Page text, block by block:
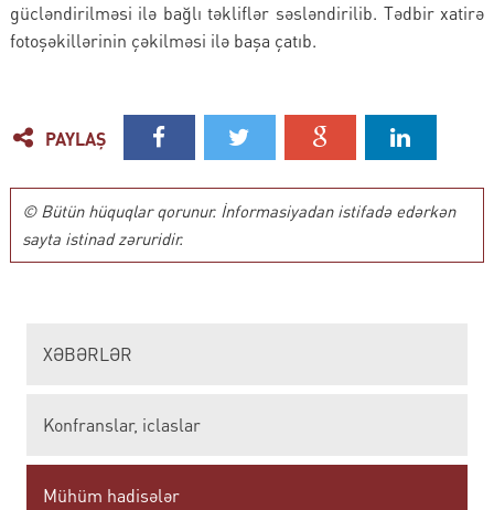
gücləndirilməsi ilə bağlı təkliflər səsləndirilib. Tədbir xatirə
fotoşəkillərinin çəkilməsi ilə başa çatıb.
PAYLAŞ
© Bütün hüquqlar qorunur. İnformasiyadan istifadə edərkən
sayta istinad zəruridir.
XƏBƏRLƏR
Konfranslar, iclaslar
Mühüm hadisələr